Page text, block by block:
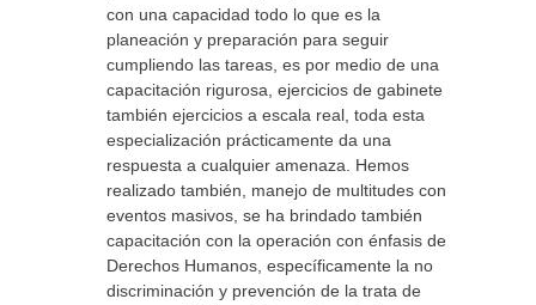
con una capacidad todo lo que es la
planeación y preparación para seguir
cumpliendo las tareas, es por medio de una
capacitación rigurosa, ejercicios de gabinete y
también ejercicios a escala real, toda esta
especialización prácticamente da una
respuesta a cualquier amenaza. Hemos
realizado también, manejo de multitudes con
eventos masivos, se ha brindado también
capacitación con la operación con énfasis de
Derechos Humanos, específicamente la no
discriminación y prevención de la trata de